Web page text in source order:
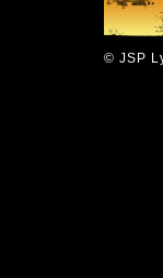
© JSP